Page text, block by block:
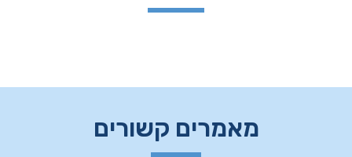
מאמרים קשורים